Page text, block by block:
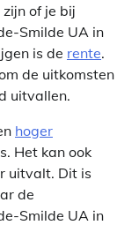
of je bij
Smilde UA in
is de rente.
de uitkomsten
uitvallen.
hoger
Het kan ook
uitvalt. Dit is
de
Smilde UA in